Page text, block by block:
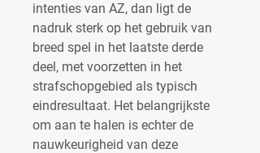
intenties van AZ, dan ligt de
nadruk sterk op het gebruik van
breed spel in het laatste derde
deel, met voorzetten in het
strafschopgebied als typisch
eindresultaat. Het belangrijkste
om aan te halen is echter de
nauwkeurigheid van deze